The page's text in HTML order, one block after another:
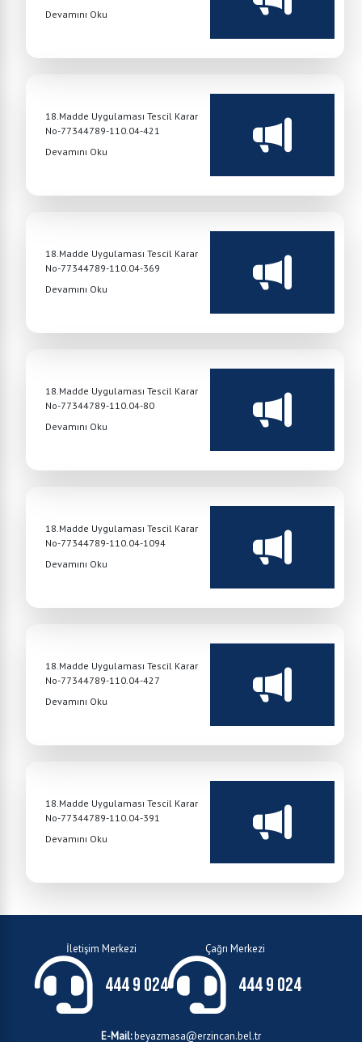
Devamını Oku
18.Madde Uygulaması Tescil Karar
No-77344789-110.04-421
Devamını Oku
18.Madde Uygulaması Tescil Karar
No-77344789-110.04-369
Devamını Oku
18.Madde Uygulaması Tescil Karar
No-77344789-110.04-80
Devamını Oku
18.Madde Uygulaması Tescil Karar
No-77344789-110.04-1094
Devamını Oku
18.Madde Uygulaması Tescil Karar
No-77344789-110.04-427
Devamını Oku
18.Madde Uygulaması Tescil Karar
No-77344789-110.04-391
Devamını Oku
İletişim Merkezi
444 9 024
Çağrı Merkezi
444 9 024
E-Mail:beyazmasa@erzincan.bel.tr